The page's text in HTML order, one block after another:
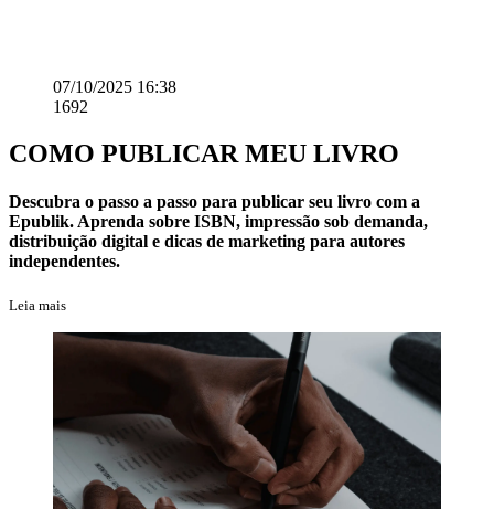
07/10/2025 16:38
1692
COMO PUBLICAR MEU LIVRO
Descubra o passo a passo para publicar seu livro com a
Epublik. Aprenda sobre ISBN, impressão sob demanda,
distribuição digital e dicas de marketing para autores
independentes.
Leia mais